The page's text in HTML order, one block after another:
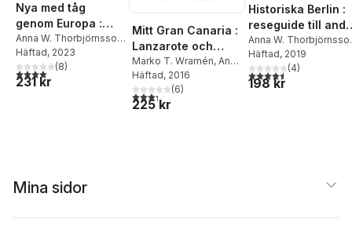
Nya med tåg
genom Europa :
elva rutter och 650
tips
Anna W. Thorbjörnsson ,
Marko T. Wramén
Häftad, 2023
3,9utav 5 stjärnor. Totalt antal röster:
(8)
231 kr
Mitt Gran Canaria :
Lanzarote och
Fuerteventura
Marko T. Wramén, Anna
W. Thorbjörnsson
Häftad, 2016
3,3utav 5 stjärnor. Totalt antal röster:
(6)
225 kr
Historiska Berlin :
reseguide till
världskriget och
kalla kriget
Anna W.
Marko T. Wramén
Häftad, 2019
4,5utav 5 stjärnor.
(4)
198 kr
Mina sidor